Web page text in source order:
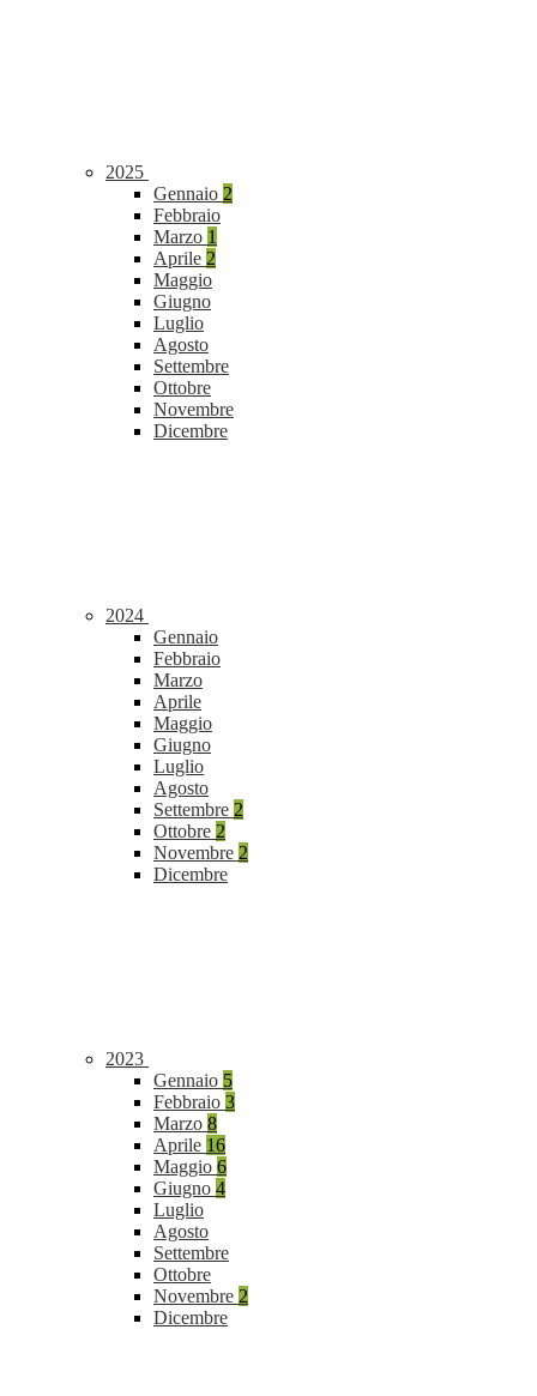
2025
Gennaio 2
Febbraio
Marzo 1
Aprile 2
Maggio
Giugno
Luglio
Agosto
Settembre
Ottobre
Novembre
Dicembre
2024
Gennaio
Febbraio
Marzo
Aprile
Maggio
Giugno
Luglio
Agosto
Settembre 2
Ottobre 2
Novembre 2
Dicembre
2023
Gennaio 5
Febbraio 3
Marzo 8
Aprile 16
Maggio 6
Giugno 4
Luglio
Agosto
Settembre
Ottobre
Novembre 2
Dicembre